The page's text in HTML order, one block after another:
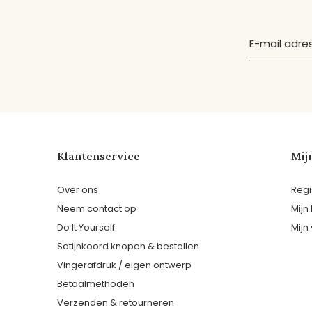
Klantenservice
Over ons
Neem contact op
Do It Yourself
Satijnkoord knopen & bestellen
Vingerafdruk / eigen ontwerp
Betaalmethoden
Verzenden & retourneren